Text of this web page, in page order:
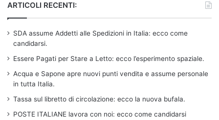
ARTICOLI RECENTI:
SDA assume Addetti alle Spedizioni in Italia: ecco come
candidarsi.
Essere Pagati per Stare a Letto: ecco l’esperimento spaziale.
Acqua e Sapone apre nuovi punti vendita e assume personale
in tutta Italia.
Tassa sul libretto di circolazione: ecco la nuova bufala.
POSTE ITALIANE lavora con noi: ecco come candidarsi